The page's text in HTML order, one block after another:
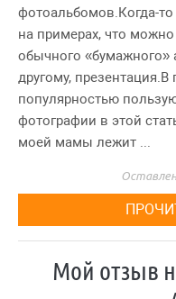
фотоальбомов.Когда-
на примерах, что
обычного
другому,
популярностью
фотографии в этой
моей мамы лежит ...
Мой отзыв